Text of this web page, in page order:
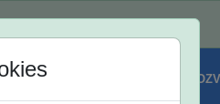
si vybrat